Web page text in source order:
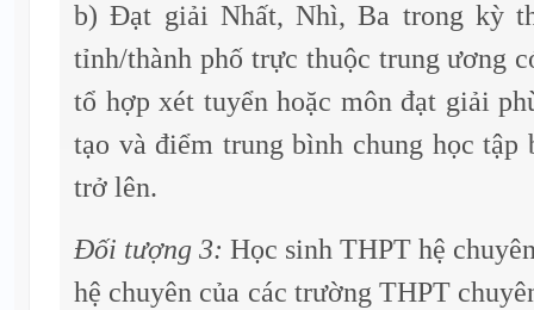
b) Đạt giải Nhất, Nhì, Ba trong kỳ
tỉnh/thành phố trực thuộc trung ương
tổ hợp xét tuyển hoặc môn đạt giải
tạo và điểm trung bình chung học tập
trở lên.
Đối tượng 3: Học sinh THPT hệ
hệ chuyên của các trường THPT